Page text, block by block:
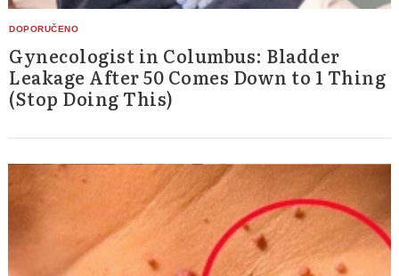
Gynecologist in Columbus: Bladder
Leakage After 50 Comes Down to 1 Thing
(Stop Doing This)